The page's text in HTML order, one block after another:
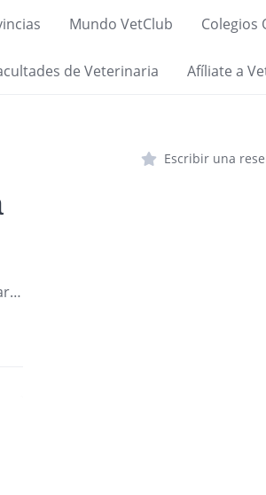
Mundo VetClub Colegios
de Veterinaria Afíliate a
Calle Bethencourt y Molina, 1, 38003 Santa Cruz de Tenerife, Santa Cruz de Tenerife, Islas Canarias
Escribir una